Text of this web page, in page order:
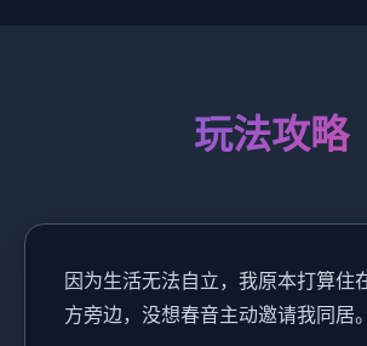
玩法攻略
因为生活无法自立，我原本打算住
方旁边，没想春音主动邀请我同居。